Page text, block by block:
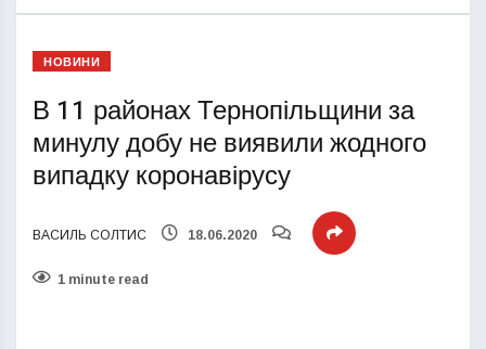
НОВИНИ
В 11 районах Тернопільщини за
минулу добу не виявили жодного
випадку коронавірусу
ВАСИЛЬ СОЛТИС 18.06.2020
1 minute read